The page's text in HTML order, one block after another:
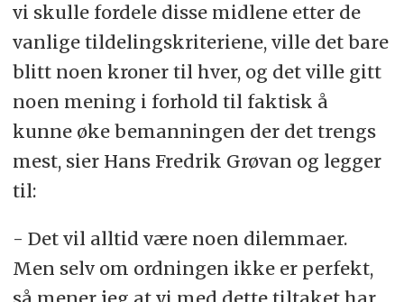
vi skulle fordele disse midlene etter de
vanlige tildelingskriteriene, ville det bare
blitt noen kroner til hver, og det ville gitt
noen mening i forhold til faktisk å
kunne øke bemanningen der det trengs
mest, sier Hans Fredrik Grøvan og legger
til:
- Det vil alltid være noen dilemmaer.
Men selv om ordningen ikke er perfekt,